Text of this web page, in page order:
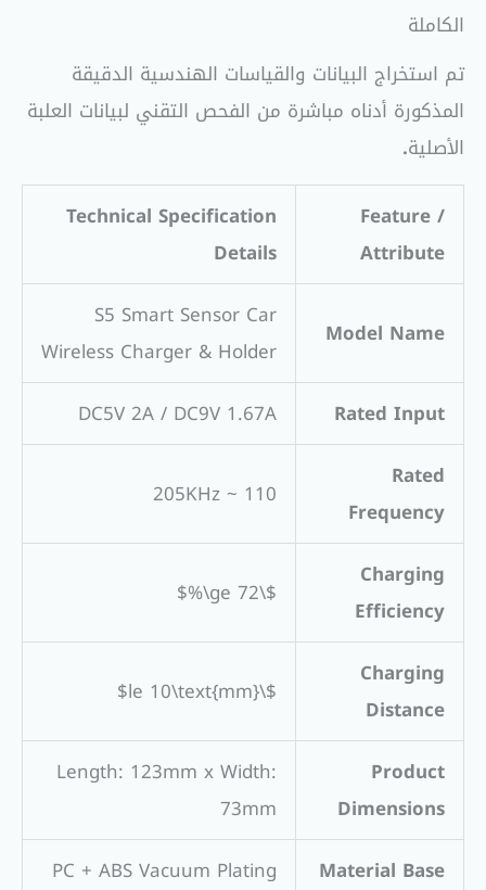
الكاملة
تم استخراج البيانات والقياسات الهندسية الدقيقة
المذكورة أدناه مباشرة من الفحص التقني لبيانات العلبة
الأصلية.
Feature /
Attribute
Technical Specification
Details
Model Name
S5 Smart Sensor Car
Wireless Charger & Holder
Rated Input
DC5V 2A / DC9V 1.67A
Rated
Frequency
110 ~ 205KHz
Charging
Efficiency
$\ge 72\%$
Charging
Distance
$\le 10\text{mm}$
Product
Dimensions
Length: 123mm x Width:
73mm
Material Base
PC + ABS Vacuum Plating